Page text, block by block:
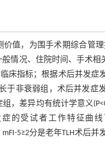
价值，为围手术期综合管
情况、住院时间、手术
床指标；根据术后并发
于非衰弱组，术后并发症
，差异均有统计学意义
受试者工作特征曲线下
5≥2分是老年TLH术后并